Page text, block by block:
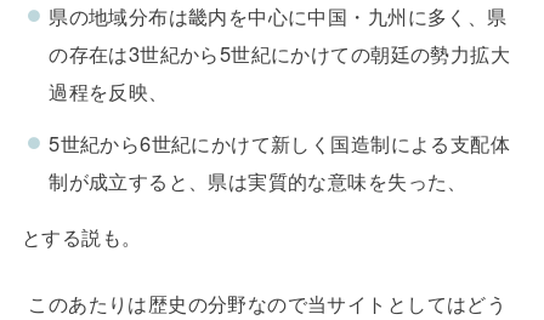
県の地域分布は畿内を中心に中国・九州に多く、県
の存在は3世紀から5世紀にかけての朝廷の勢力拡大
過程を反映、
5世紀から6世紀にかけて新しく国造制による支配体
制が成立すると、県は実質的な意味を失った、
とする説も。
このあたりは歴史の分野なので当サイトとしてはどう